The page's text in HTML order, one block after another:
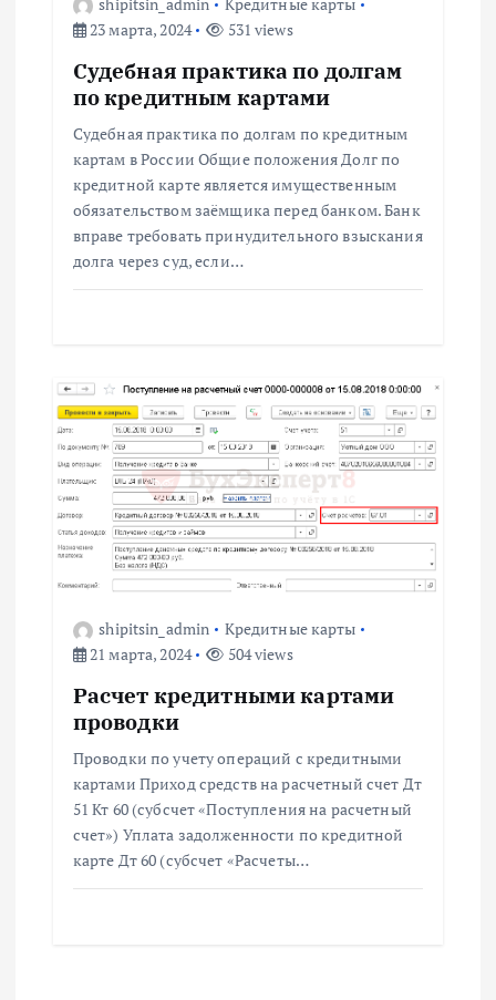
23 марта, 2024
531 views
Судебная практика по долгам
по кредитным картами
Судебная практика по долгам по кредитным
картам в России Общие положения Долг по
кредитной карте является имущественным
обязательством заёмщика перед банком. Банк
вправе требовать принудительного взыскания
долга через суд, если…
shipitsin_admin
Кредитные карты
21 марта, 2024
504 views
Расчет кредитными картами
проводки
Проводки по учету операций с кредитными
картами Приход средств на расчетный счет Дт
51 Кт 60 (субсчет «Поступления на расчетный
счет») Уплата задолженности по кредитной
карте Дт 60 (субсчет «Расчеты…